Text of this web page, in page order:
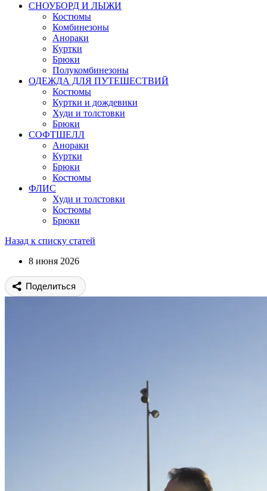
СНОУБОРД И ЛЫЖИ
Костюмы
Комбинезоны
Анораки
Куртки
Брюки
Полукомбинезоны
ОДЕЖДА ДЛЯ ПУТЕШЕСТВИЙ
Костюмы
Куртки и дождевики
Худи и толстовки
Брюки
СОФТШЕЛЛ
Анораки
Куртки
Брюки
Костюмы
ФЛИС
Худи и толстовки
Костюмы
Брюки
Назад к списку статей
8 июня 2026
Поделиться